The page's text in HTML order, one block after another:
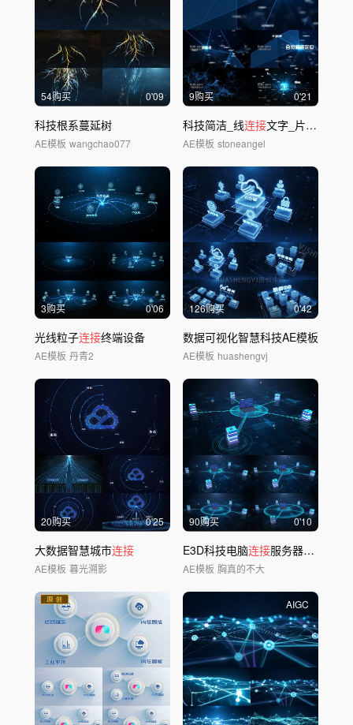
54购买 0'09
科技根系蔓延树
AE模板 wangchao077
9购买 0'21
科技简洁_线连接文字_片头专用
AE模板 stoneangel
3购买 0'06
光线粒子连接终端设备
AE模板 丹青2
126购买 0'42
数据可视化智慧科技AE模板
AE模板 huashengvj
20购买 0'25
大数据智慧城市连接
AE模板 暮光溯影
90购买 0'10
E3D科技电脑连接服务器终端信息传输
AE模板 胸真的不大
AIGC